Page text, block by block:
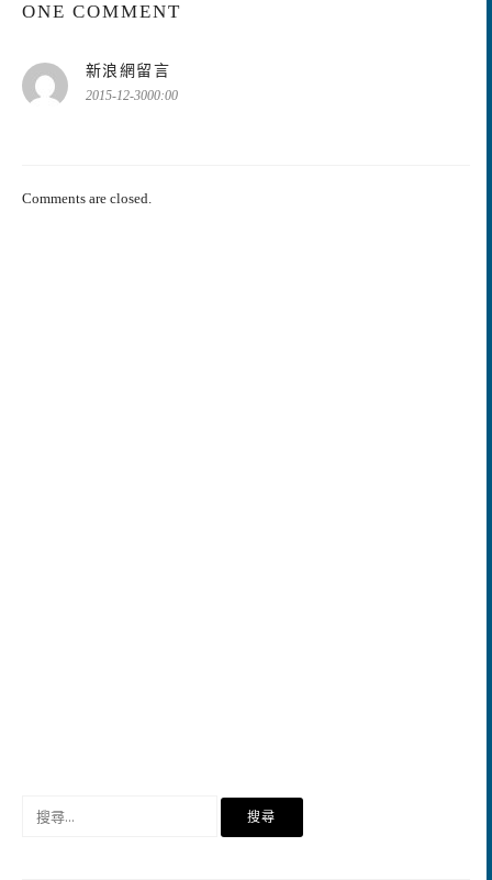
ONE COMMENT
新浪網留言
示:
2015-12-3000:00
Comments are closed.